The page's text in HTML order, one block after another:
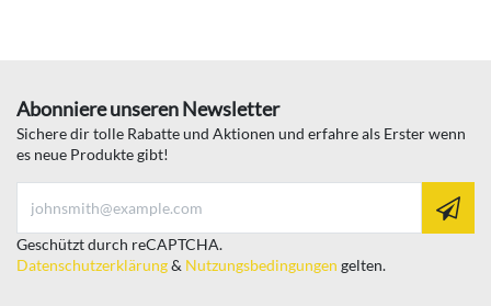
Abonniere unseren Newsletter
Sichere dir tolle Rabatte und Aktionen und erfahre als Erster wenn
es neue Produkte gibt!
Geschützt durch reCAPTCHA.
Datenschutzerklärung& Nutzungsbedingungen gelten.